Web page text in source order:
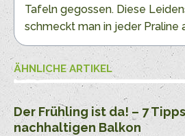
Tafeln gegossen. Diese
schmeckt man in jeder Praline
ÄHNLICHE ARTIKEL
Der Frühling ist da! – 7
nachhaltigen Balkon